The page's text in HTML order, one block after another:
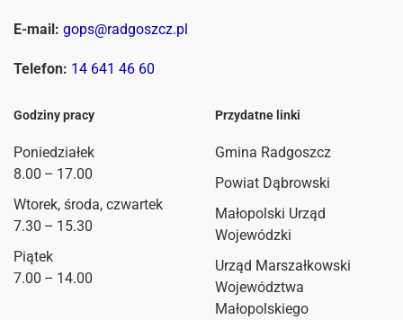
E-mail: gops@radgoszcz.pl
Telefon: 14 641 46 60
Godziny pracy
Poniedziałek
8.00 – 17.00
Wtorek, środa, czwartek
7.30 – 15.30
Piątek
7.00 – 14.00
Przydatne linki
Gmina Radgoszcz
Powiat Dąbrowski
Małopolski Urząd
Wojewódzki
Urząd Marszałkowski
Województwa
Małopolskiego